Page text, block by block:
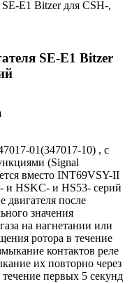
SE-E1 Bitzer
01(347017-10) , с
(Signal
вместо INT69VSY-II
и HSKC- и HS53- серий
после
значения
на нагнетании или
ротора в течение
контактов реле
их повторно через
первых 5 секунд